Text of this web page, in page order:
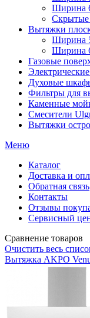
Ширина
Вытяжки
Ширина
Ширина
Газовые
Духовые
Фильтры для
Каменные
Смесители
Вытяжки
Меню
Каталог
Доставка и
Обратная связь
Контакты
Отзывы
Сервисный
Сравнение товаров
Очистить весь
Вытяжка AKPO